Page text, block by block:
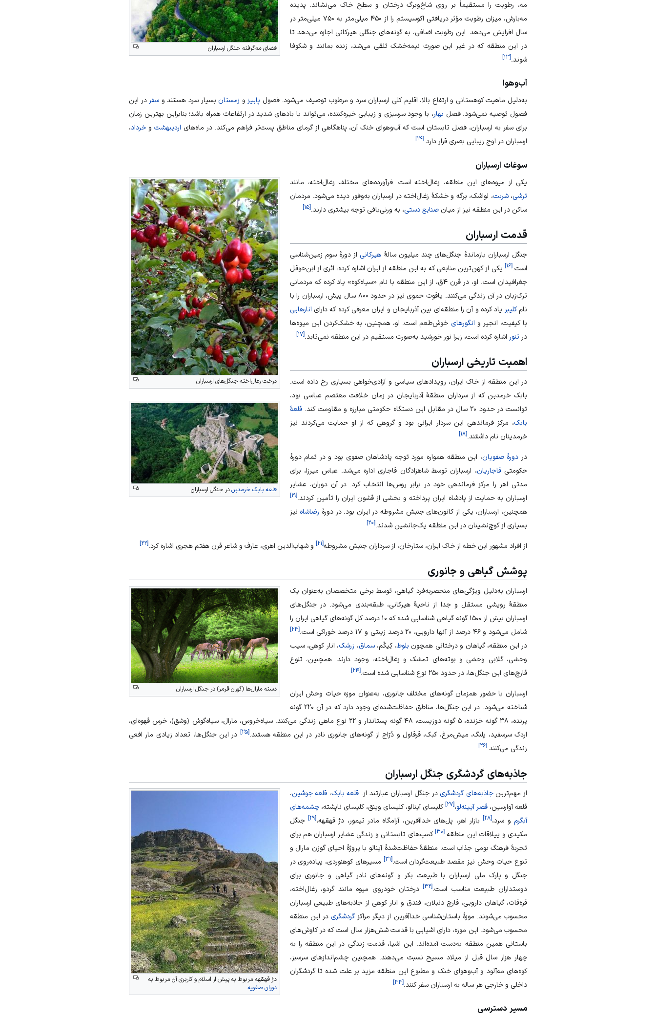
فضای مه‌گرفته جنگل ارسباران
مه، رطوبت را مستقیماً بر روی شاخ‌وبرگ درختان و سطح خاکمی‌نشاند. پدیده
مه‌بارش
، میزان رطوبت مؤثر دریافتی اکوسیستم را از ۴۵۰ میلی‌متر به ۷۵۰ میلی‌متر در
سال افزایش می‌دهد. این رطوبت اضافی، به گونه‌های جنگلی هیرکانی اجازه می‌دهد تا
در این منطقه که در غیر این صورت نیمه‌خشک تلقی می‌شد، زنده بمانند و شکوفا
شوند. [۱۳]
آب‌وهوا
به‌دلیل ماهیت کوهستانی و ارتفاع بالا، اقلیم کلی ارسباران سرد و مرطوب توصیف می‌شود. فصول پاییز و زمستانبسیار سرد هستند و سفر در این
فصول توصیه نمی‌شود. فصل بهار، با وجود سرسبزی و زیبایی خیره‌کننده، می‌تواند با بادهای شدید در ارتفاعات همراه باشد؛ بنابراین بهترین زمان
برای سفر به ارسباران، فصل تابستان است که آب‌وهوای خنک آن، پناهگاهی از گرمای مناطق پست‌تر فراهم می‌کند. در ماه‌های اردیبهشت و خرداد،
ارسباران در اوج زیبایی بصری قرار دارد.[۱۴]
سوغات ارسباران
درخت زغال‌اخته جنگل‌های ارسباران
یکی از میوه‌های این منطقه، زغال‌اختهاست. فرآورده‌های مختلف زغال‌اخته، مانند
ترشی،شربت، لواشک، برگه و خشکهٔ زغال‌اخته در ارسباران به‌وفور دیده می‌شود. مردمان
ساکن در این منطقه نیز از میان صنایع دستی، به ورنی‌بافی توجه بیشتری دارند. [۱۵]
قدمت ارسباران
جنگل ارسباران بازماندهٔ جنگل‌های چند میلیون سالهٔ هیرکانی از دورهٔ سوم زمین‌شناسی
است. [۱۶] یکی از کهن‌ترین منابعی که به این منطقه از ایران اشاره کرده، اثری از ابن‌حوقل
جغرافیدان است. او، در قرن ۴ق، از این منطقه با نام «سیاه‌کوه» یاد کرده که مردمانی
ترک‌زبان در آن زندگی می‌کنند. یاقوت حموی
نیز در حدود ۸۰۰ سال پیش، ارسباران را با
نامکلیبر یاد کرده و آن را منطقه‌ای بین آذربایجان و ایران معرفی کرده که دارای انارهایی
با کیفیت، انجیر و انگورهای خوش‌طعم است. او، همچنین، به خشک‌کردن این میوه‌ها
در تنور اشاره کرده است، زیرا نور خورشید به‌صورت مستقیم در این منطقه نمی‌تابد. [۱۷]
اهمیت تاریخی ارسباران
قلعه بابک خرمدین در جنگل ارسباران
در این منطقه از خاک ایران، رویدادهای سیاسی و آزادی‌خواهی بسیاری رخ داده است.
بابک خرمدین که از سرداران منطقهٔ آذربایجان در زمان خلافت معتصم عباسی بود،
توانست در حدود ۲۰ سال در مقابل این دستگاه حکومتی مبارزه و مقاومت کند.
قلعهٔ
بابک، مرکز فرماندهی این سردار ایرانی بود و گروهی که از او حمایت می‌کردند نیز
خرمدینان نام داشتند. [۱۸]
در دورهٔ صفویان، این منطقه همواره مورد توجه پادشاهان صفوی بود و در تمام دورهٔ
حکومتیقاجاریان، ارسباران توسط شاهزادگان قاجاری اداره می‌شد. عباس میرزا، برای
مدتی اهر را مرکز فرماندهی خود در برابر روس‌ها انتخاب کرد. در آن دوران، عشایر
ارسباران به حمایت از پادشاه ایران پرداخته و بخشی از قشون ایران را تأمین کردند.[۱۹]
همچنین، ارسباران، یکی از کانون‌های جنبش مشروطه در ایران بود. در دورهٔ رضاشاه نیز
بسیاری از کوچ‌نشینان در این منطقه یک‌جانشین شدند. [۲۰]
از افراد مشهور این خطه از خاک ایران، ستارخان، از سرداران جنبش مشروطه[۲۱] و شهاب‌الدین اهری، عارف و شاعر قرن هفتم هجری اشاره کرد. [۲۲]
پوشش گیاهی و جانوری
دسته مارال‌ها (گوزن قرمز) در جنگل ارسباران
ارسباران به‌دلیل ویژگی‌های منحصربه‌فرد گیاهی، توسط برخی متخصصان به‌عنوان یک
منطقهٔ رویشی مستقل و جدا از ناحیهٔ هیرکانی، طبقه‌بندی می‌شود. در جنگل‌های
ارسباران بیش از ۱۵۰۰ گونه گیاهی شناسایی شده که ۱۰ درصد کل گونه‌های گیاهی ایران را
شامل می‌شود و ۴۶ درصد از آنها
دارویی، ۲۰ درصد زینتی و ۱۷ درصد خوراکی است. [۲۳]
در این منطقه، گیاهان و درختانی همچون بلوط، کِیکُم،سماق، زرشک، انار کوهی، سیب
وحشی، گلابی وحشی و بوته‌های تمشکو زغال‌اخته، وجود دارند. همچنین، تنوع
قارچ‌های این جنگل‌ها، در حدود ۲۵۰ نوع شناسایی شده است.
[۲۴]
ارسباران با حضور همزمان گونه‌های مختلف جانوری، به‌عنوان موزه حیات وحش ایران
شناخته می‌شود. در این جنگل‌ها، مناطق حفاظت‌شده‌ای وجود دارد که در آن ۲۲۰ گونه
پرنده، ۳۸ گونه خزنده، ۵ گونه دوزیست، ۴۸ گونه پستاندار و ۲۲ نوع ماهی زندگی می‌کنند.
سیاه‌خروس، مارال،سیاه‌گوش (وشق)، خرس قهوه‌ای،
اردک سرسفید، پلنگ، میش‌مرغ،کبک،قرقاول و دُرّاج از گونه‌های جانوری نادر در این منطقه هستند.[۲۵] در این جنگل‌ها، تعداد زیادی مار افعی
زندگی می‌کنند. [۲۶]
جاذبه‌های گردشگری جنگل ارسباران
دژ قهقهه مربوط به پیش از اسلام و کاربری آن مربوط به
دوران صفویه
از مهم‌ترینجاذبه‌های گردشگری در جنگل ارسباران عبارتند از: قلعه بابک، قلعه جوشین،
قلعه آوارسین،قصر آیینه‌لو،[۲۷] کلیسای آینالو، کلیسای وینق، کلیسای ناپشته،چشمه‌های
آبگرم و سرد،[۲۸]بازار اهر، پل‌های خداآفرین، آرامگاه مادر تیمور، دژ قهقهه،[۲۹] جنگل
مکیدی و ییلاقات این منطقه. [۳۰]کمپ‌های تابستانی و زندگی عشایر ارسباران هم برای
تجربهٔ فرهنگ بومی جذاب است. منطقهٔ حفاظت‌شدهٔ آینالو با پروژهٔ احیای گوزن مارال و
تنوع حیات وحش نیز مقصد طبیعت‌گردان است.[۳۱] مسیرهایکوهنوردی، پیاده‌روی در
جنگل و پارک ملی ارسباران با طبیعت بکر و گونه‌های نادر گیاهی و جانوری برای
دوستداران طبیعت مناسب است. [۳۲]درختان خودروی میوه مانند گردو، زغال‌اخته،
قره‌قات،گیاهان دارویی،قارچ دنبلان، فندق و انار کوهی از جاذبه‌های طبیعی ارسباران
محسوب می‌شوند. موزهٔ باستان‌شناسی خداآفرین از دیگر مراکزگردشگری در این منطقه
محسوب می‌شود. این موزه، دارای اشیایی با قدمت شش‌هزار سال است که در کاوش‌های
باستانی همین منطقه به‌دست آمده‌اند. این اشیا، قدمت زندگی در این منطقه را به
چهار هزار سال قبل از میلاد مسیح نسبت می‌دهند. همچنین چشم‌اندازهای سرسبز،
کوه‌های مه‌آلود و آب‌وهوای خنک و مطبوع این منطقه مزید بر علت شده تا گردشگران
داخلی و خارجی هر ساله به ارسباران سفر کنند. [۳۳]
مسیر دسترسی